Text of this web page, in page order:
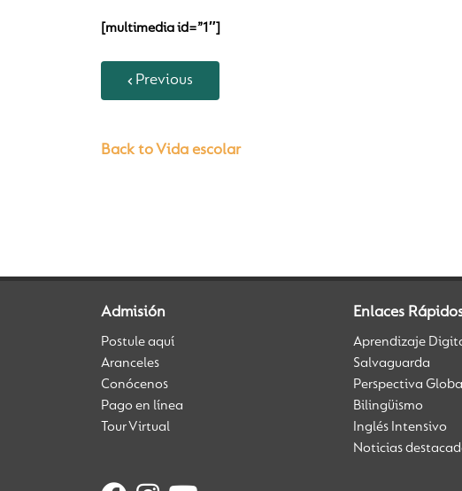
[multimedia id=”1″]
Previous
Back to Vida escolar
Admisión
Postule aquí
Aranceles
Conócenos
Pago en línea
Tour Virtual
Enlaces
Aprendizaje
Salvaguarda
Perspectiva
Bilingüismo
Inglés Intensivo
Noticias